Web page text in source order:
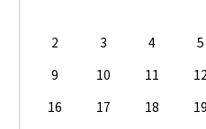
2
3 4 5
9
10 11 12
16
17 18 19